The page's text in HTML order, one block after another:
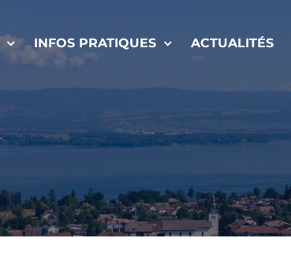
INFOS PRATIQUES ACTUALITÉS